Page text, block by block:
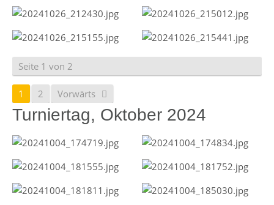
Seite 1 von 2
1 2 Vorwärts
Turniertag, Oktober 2024